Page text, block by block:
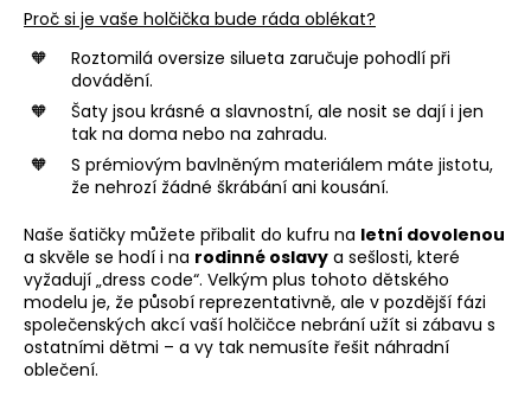
Proč si je vaše holčička bude ráda oblékat?
Roztomilá oversize silueta zaručuje pohodlí při
dovádění.
Šaty jsou krásné a slavnostní, ale nosit se dají i jen
tak na doma nebo na zahradu.
S prémiovým bavlněným materiálem máte jistotu,
že nehrozí žádné škrábání ani kousání.
Naše šatičky můžete přibalit do kufru na letní dovolenou
a skvěle se hodí i na rodinné oslavy a sešlosti, které
vyžadují „dress code“. Velkým plus tohoto dětského
modelu je, že působí reprezentativně, ale v pozdější fázi
společenských akcí vaší holčičce nebrání užít si zábavu s
ostatními dětmi – a vy tak nemusíte řešit náhradní
oblečení.